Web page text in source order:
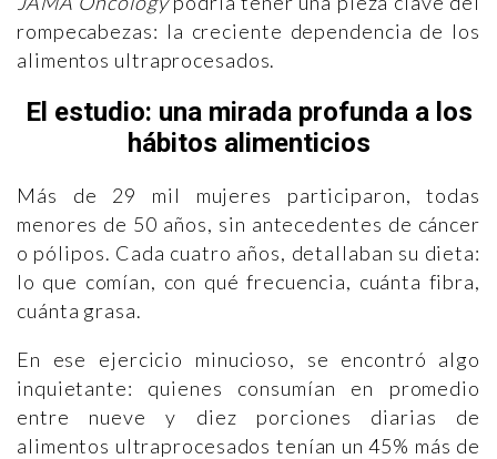
rompecabezas: la creciente dependencia de los
alimentos ultraprocesados.
El estudio: una mirada profunda a los
hábitos alimenticios
Más de 29 mil mujeres participaron, todas
menores de 50 años, sin antecedentes de cáncer
o pólipos. Cada cuatro años, detallaban su dieta:
lo que comían, con qué frecuencia, cuánta fibra,
cuánta grasa.
En ese ejercicio minucioso, se encontró algo
inquietante: quienes consumían en promedio
entre nueve y diez porciones diarias de
alimentos ultraprocesados tenían un 45% más de